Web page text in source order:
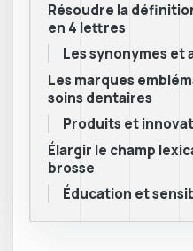
Résoudre la
en 4 lettres
Les synonymes et
Les marques
soins dentaires
Produits et
Élargir le champ
brosse
Éducation et